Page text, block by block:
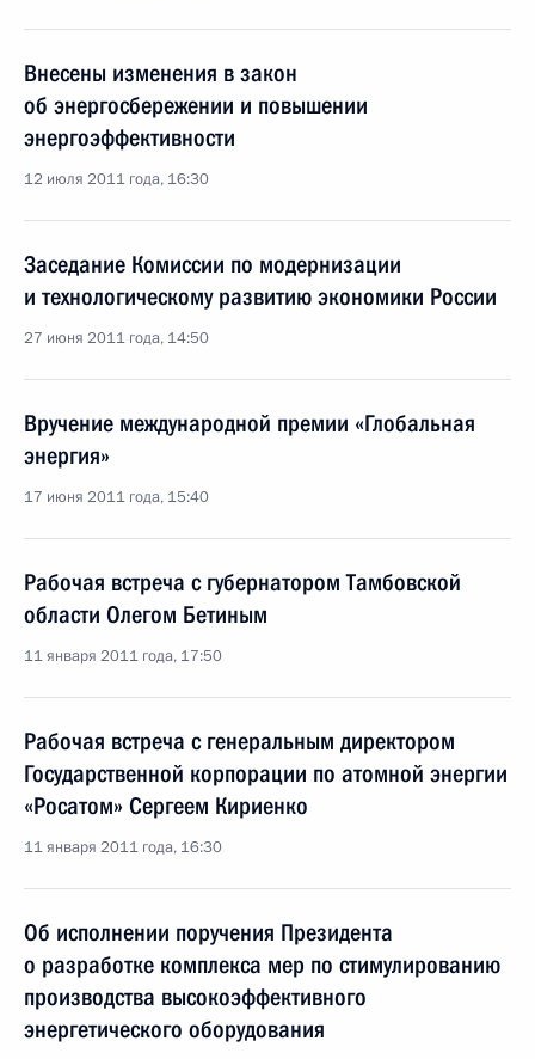
Внесены изменения в закон
об энергосбережении и повышении
энергоэффективности
12 июля 2011 года, 16:30
Заседание Комиссии по модернизации
и технологическому развитию экономики России
27 июня 2011 года, 14:50
Вручение международной премии «Глобальная
энергия»
17 июня 2011 года, 15:40
Рабочая встреча с губернатором Тамбовской
области Олегом Бетиным
11 января 2011 года, 17:50
Рабочая встреча с генеральным директором
Государственной корпорации по атомной энергии
«Росатом» Сергеем Кириенко
11 января 2011 года, 16:30
Об исполнении поручения Президента
о разработке комплекса мер по стимулированию
производства высокоэффективного
энергетического оборудования